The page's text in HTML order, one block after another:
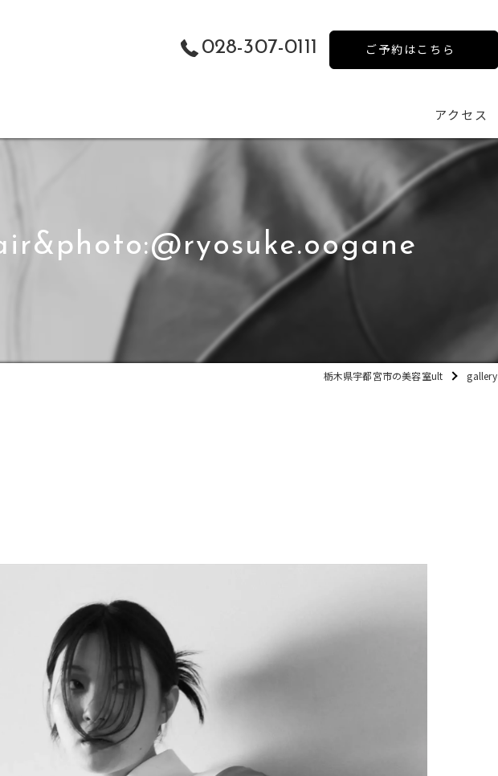
028-307-0111 ご予約はこちら
アクセス
栃木県宇都宮市の美容室ult gallery